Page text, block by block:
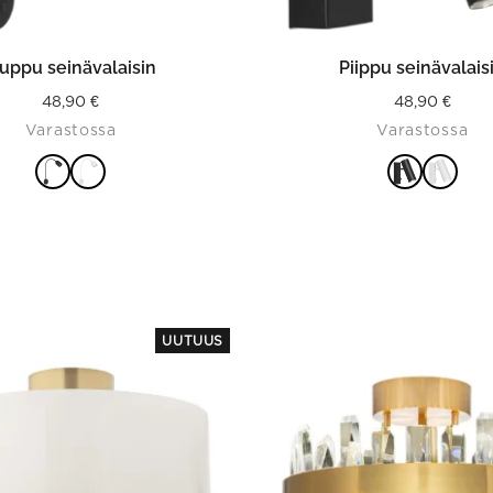
VAIHTOEHDOISTA
seinävalaisin
48,90€
Varastossa
VALITSE
Piippu
48,90 €
Varastossa
UUTUUS